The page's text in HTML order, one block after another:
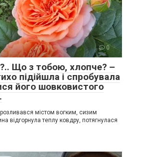
0
Що з тобою, хлопче? –
підійшла і спробувала
його шовковистого
розливався містом вогким, сизим
відгорнула теплу ковдру, потягнулася